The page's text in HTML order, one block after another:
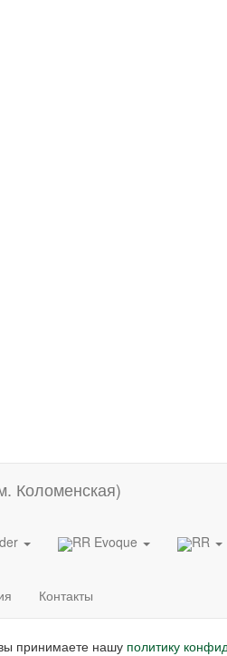
RR Evoque RR
Контакты
принимаете нашу политику